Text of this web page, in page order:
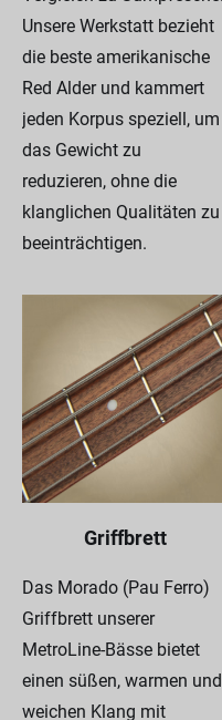
Unsere Werkstatt bezieht
die beste amerikanische
Red Alder und kammert
jeden Korpus speziell, um
das Gewicht zu
reduzieren, ohne die
klanglichen Qualitäten zu
beeinträchtigen.
Griffbrett
Das Morado (Pau Ferro)
Griffbrett unserer
MetroLine-Bässe bietet
einen süßen, warmen und
weichen Klang mit